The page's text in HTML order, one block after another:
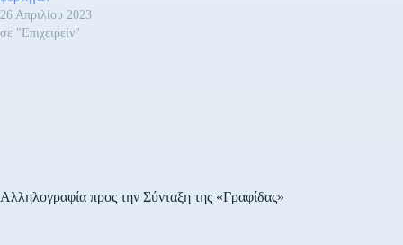
από…
26 Απριλίου 2023
σε "Επιχειρείν"
Αλληλογραφία προς την Σύνταξη της «Γραφίδας»